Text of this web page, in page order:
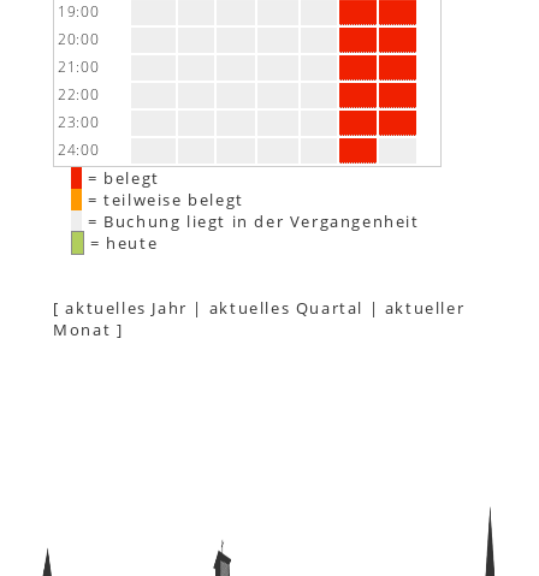
19:00
20:00
21:00
22:00
23:00
24:00
= belegt
= teilweise belegt
= Buchung liegt in der Vergangenheit
= heute
[aktuelles Jahr | aktuelles Quartal | aktueller
Monat ]